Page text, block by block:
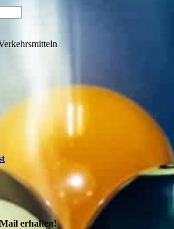
erhalten!